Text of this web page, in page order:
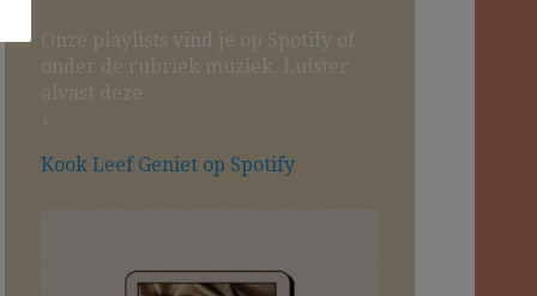
Onze playlists vind je op Spotify of
onder de rubriek muziek. Luister
alvast deze
↓
Kook Leef Geniet op Spotify